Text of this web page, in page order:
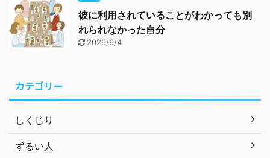
彼に利用されていることがわかっても別
れられなかった自分
2026/6/4
カテゴリー
しくじり
ずるい人